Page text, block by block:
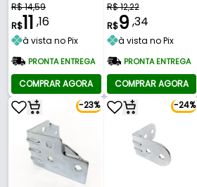
R$ 14,59
R$11 ,16
à vista no Pix
PRONTA ENTREGA
COMPRAR AGORA
R$ 12,22
R$9 ,34
à vista no Pix
PRONTA ENTREGA
COMPRAR AGORA
-23%
-24%